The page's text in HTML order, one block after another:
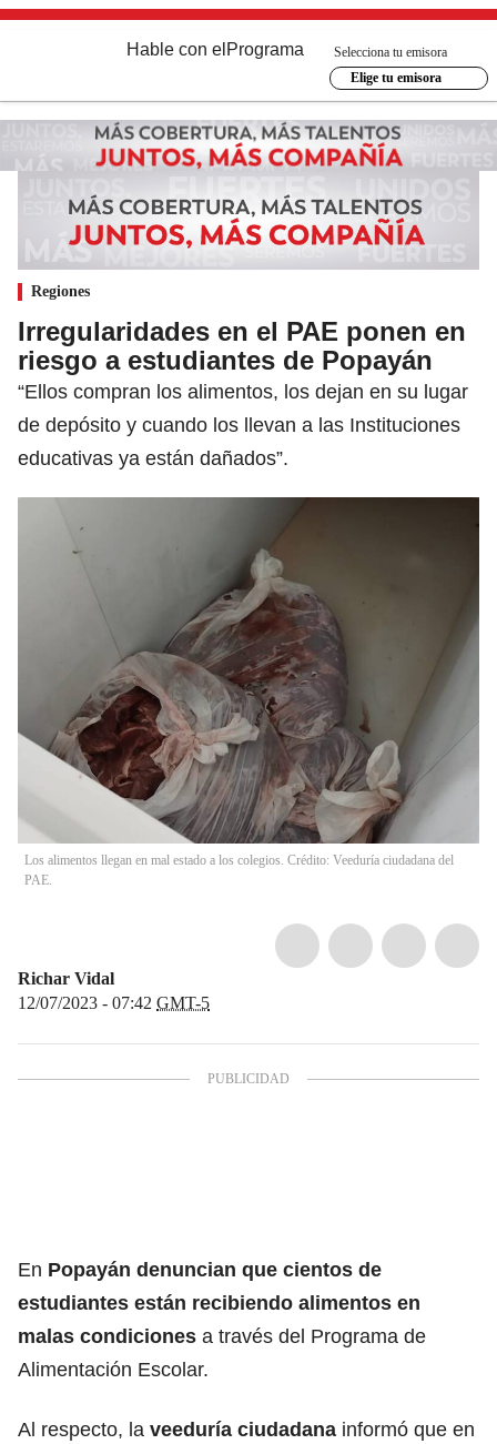
Hable con el Programa
Selecciona tu emisora
Elige tu emisora
Regiones
Irregularidades en el PAE ponen en
riesgo a estudiantes de Popayán
“Ellos compran los alimentos, los dejan en su lugar
de depósito y cuando los llevan a las Instituciones
educativas ya están dañados”.
Los alimentos llegan en mal estado a los colegios. Crédito: Veeduría ciudadana del
PAE.
Richar Vidal
12/07/2023 - 07:42 GMT-5
En Popayán denuncian que cientos de
estudiantes están recibiendo alimentos en
malas condiciones a través del Programa de
Alimentación Escolar.
Al respecto, la veeduría ciudadana informó que en